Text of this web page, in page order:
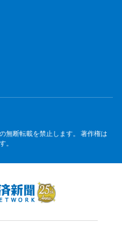
無断転載を禁止します。 著作権は
。